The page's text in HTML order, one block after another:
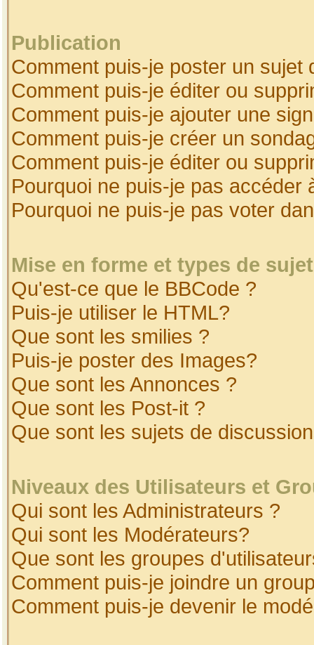
Publication
Comment puis-je poster un sujet
Comment puis-je éditer ou
Comment puis-je ajouter une
Comment puis-je créer un
Comment puis-je éditer ou
Pourquoi ne puis-je pas accéder
Pourquoi ne puis-je pas voter
Mise en forme et types de
Qu'est-ce que le BBCode ?
Puis-je utiliser le HTML?
Que sont les smilies ?
Puis-je poster des Images?
Que sont les Annonces ?
Que sont les Post-it ?
Que sont les sujets de
Niveaux des Utilisateurs et
Qui sont les Administrateurs ?
Qui sont les Modérateurs?
Que sont les groupes
Comment puis-je joindre un
Comment puis-je devenir le